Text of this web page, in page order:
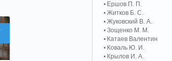
Ершов П. П.
Житков Б. С.
Жуковский В. А.
Зощенко М. М.
Катаев Валентин
Коваль Ю. И.
Крылов И. А.